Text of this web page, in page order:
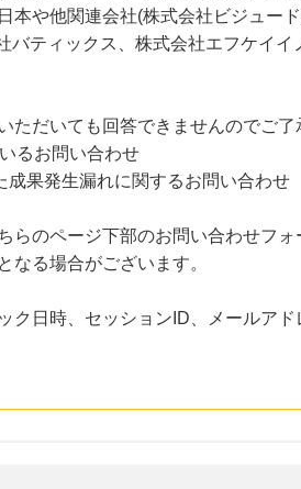
本や他関連会社(株式会社ビジュー
バティックス、株式会社エフケイ
ただいても回答できませんのでご了
るお問い合わせ
成果発生漏れに関するお問い合わせ
らのページ下部のお問い合わせフ
なる場合がございます。
ク日時、セッションID、メールアド